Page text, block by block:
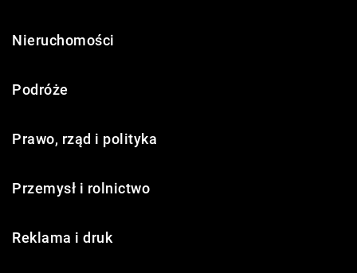
Nieruchomości
Podróże
Prawo, rząd i polityka
Przemysł i rolnictwo
Reklama i druk